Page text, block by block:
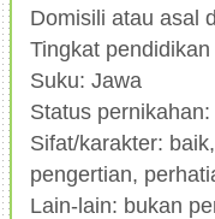
Domisili atau asal
Tingkat
Suku: Jawa
Status
Sifat/karakter:
pengertian,
Lain-lain: bukan